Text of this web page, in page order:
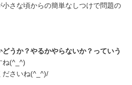
さな頃からの簡単なしつけで問題の
うか？やるかやらないか？っていう
ね(^_^)
ださいね(^_^)/